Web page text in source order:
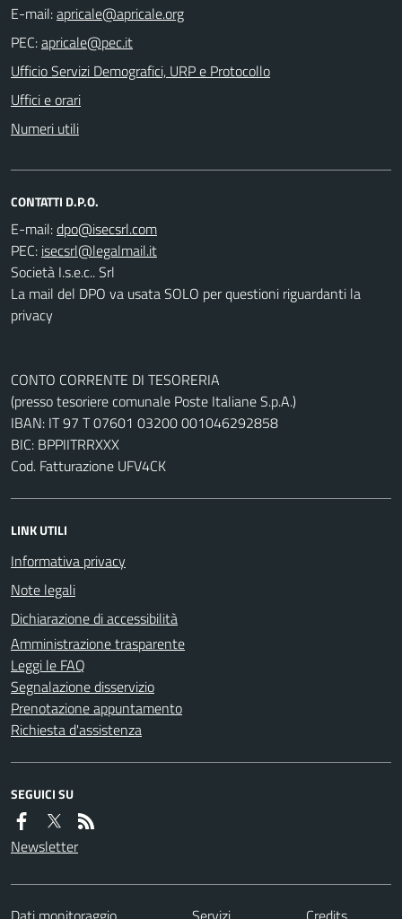
E-mail:
PEC:
Ufficio Servizi Demografici, URP e Protocollo
Uffici e orari
Numeri utili
CONTATTI D.P.O.
E-mail:
PEC:
Società I.s.e.c.. Srl
La mail del DPO va usata SOLO per questioni riguardanti la
privacy
CONTO CORRENTE DI TESORERIA
(presso tesoriere comunale Poste Italiane S.p.A.)
IBAN: IT 97 T 07601 03200 001046292858
BIC: BPPIITRRXXX
Cod. Fatturazione UFV4CK
LINK UTILI
Informativa privacy
Note legali
Dichiarazione di accessibilità
Amministrazione trasparente
Leggi le FAQ
Segnalazione disservizio
Prenotazione appuntamento
Richiesta d'assistenza
SEGUICI SU
Newsletter